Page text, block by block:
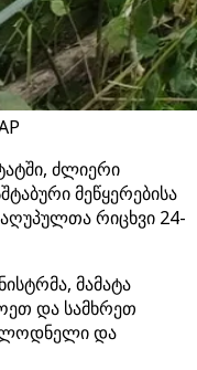
ძლიერი
მეწყერებისა
რიცხვი 24-
მამატა
და სამხრეთ
და